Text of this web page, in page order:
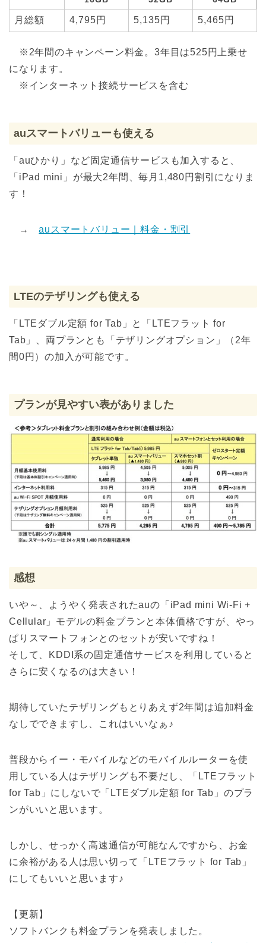
月総額 4,795円 5,135円 5,465円
※2年間のキャンペーン料金。3年目は525円上乗せ
になります。
※インターネット接続サービスを含む
auスマートバリューも使える
「auひかり」など固定通信サービスも加入すると、
「iPad mini」が最大2年間、毎月1,480円割引になりま
す！
→auスマートバリュー｜料金・割引
LTEのテザリングも使える
「LTEダブル定額 for Tab」と「LTEフラット for
Tab」、両プランとも「テザリングオプション」（2年
間0円）の加入が可能です。
プランが見やすい表がありました
感想
いや～、ようやく発表されたauの「iPad mini Wi-Fi +
Cellular」モデルの料金プランと本体価格ですが、やっ
ぱりスマートフォンとのセットが安いですね！
そして、KDDI系の固定通信サービスを利用していると
さらに安くなるのは大きい！
期待していたテザリングもとりあえず2年間は追加料金
なしでできますし、これはいいなぁ♪
普段からイー・モバイルなどのモバイルルーターを使
用している人はテザリングも不要だし、「LTEフラット
for Tab」にしないで「LTEダブル定額 for Tab」のプラ
ンがいいと思います。
しかし、せっかく高速通信が可能なんですから、お金
に余裕がある人は思い切って「LTEフラット for Tab」
にしてもいいと思います♪
【更新】
ソフトバンクも料金プランを発表しました。